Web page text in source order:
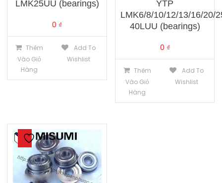
LMK25UU (bearings)
0 ₫
Thêm
Vào Giỏ
Hàng
Add To
Wishlist
YTP
LMK6/8/10/12/13/16/20/
40LUU (bearings)
0 ₫
Thêm
Vào Giỏ
Hàng
Add To
Wishlist